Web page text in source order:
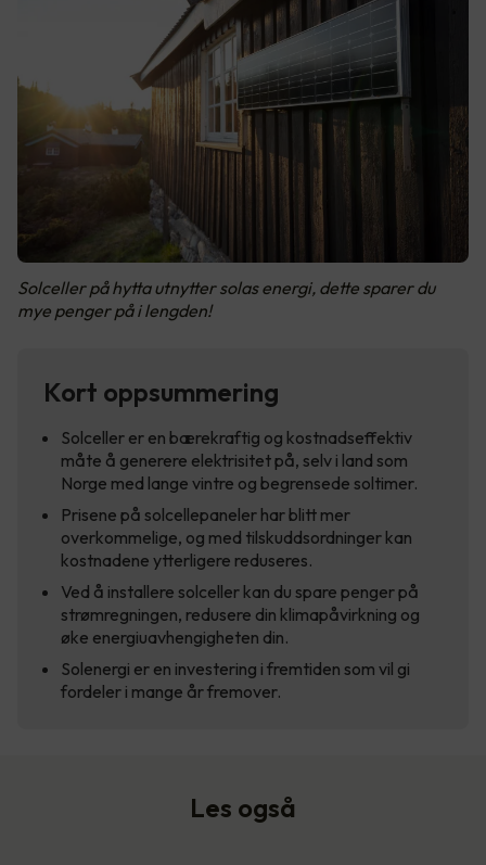
Solceller på hytta utnytter solas energi, dette sparer du
mye penger på i lengden!
Kort oppsummering
Solceller er en bærekraftig og kostnadseffektiv
måte å generere elektrisitet på, selv i land som
Norge med lange vintre og begrensede soltimer.
Prisene på solcellepaneler har blitt mer
overkommelige, og med tilskuddsordninger kan
kostnadene ytterligere reduseres.
Ved å installere solceller kan du spare penger på
strømregningen, redusere din klimapåvirkning og
øke energiuavhengigheten din.
Solenergi er en investering i fremtiden som vil gi
fordeler i mange år fremover.
Les også